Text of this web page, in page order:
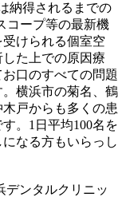
納得されるまでの
コープ等の最新機
けられる個室空
た上での原因療
口のすべての問題
横浜市の菊名、鶴
戸からも多くの患
。1日平均100名を
なる方もいらっし
デンタルクリニッ